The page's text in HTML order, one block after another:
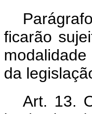
ficarão
da
Art. 13.